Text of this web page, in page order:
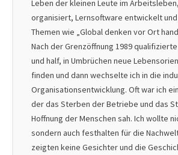
Leben der kleinen Leute im
organisiert, Lernsoftware entwickelt und
Themen wie „Global denken vor Ort
Nach der Grenzöffnung 1989
und half, in Umbrüchen neue
finden und dann wechselte ich in die
Organisationsentwicklung. Oft war ich
der das Sterben der Betriebe und das
Hoffnung der Menschen sah. Ich wollte
sondern auch festhalten für die
zeigten keine Gesichter und die